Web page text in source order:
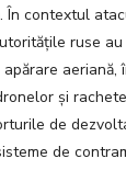
contextul
ruse
aeriană,
și
de
de